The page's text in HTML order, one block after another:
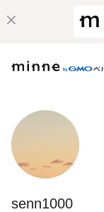
senn1000